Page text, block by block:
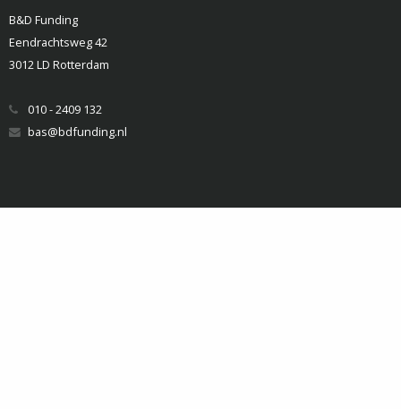
B&D Funding
Eendrachtsweg 42
3012 LD Rotterdam
010 - 2409 132
bas@bdfunding.nl